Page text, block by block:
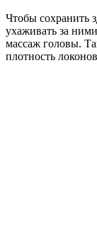
Чтобы сохранить
ухаживать за
массаж головы.
плотность